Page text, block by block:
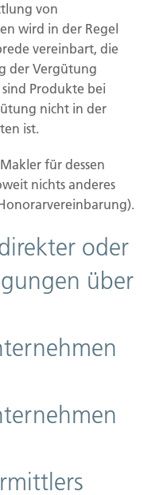
Ihr Surf-
werden. Das
und mit
Die Analyse
Regel anonym;
Ihnen
dieser Analyse
Nichtbenutzung
Punkt 3 dieser
und
den Schutz Ihrer
Wir behandeln Ihre
und
von
wird in der Regel
vereinbart, die
der Vergütung
Produkte bei
nicht in der
ist.
für dessen
nichts anderes
oder
über